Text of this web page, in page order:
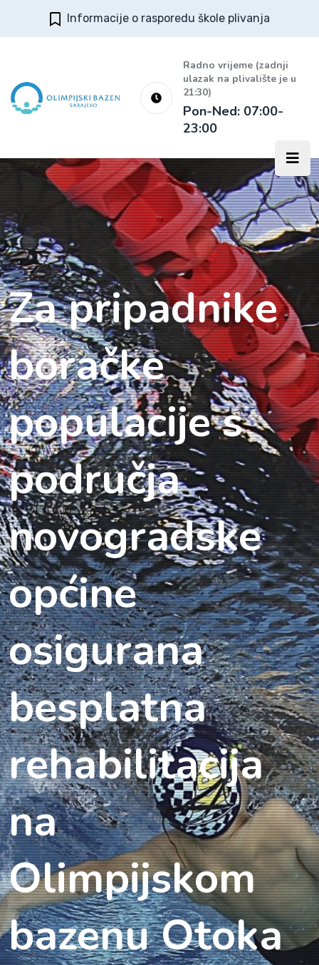
Informacije o rasporedu škole plivanja
Radno vrijeme (zadnji
ulazak na plivalište je u
21:30)
Pon-Ned: 07:00-
23:00
Za pripadnike
boračke
populacije s
područja
novogradske
općine
osigurana
besplatna
rehabilitacija
na
Olimpijskom
bazenu Otoka